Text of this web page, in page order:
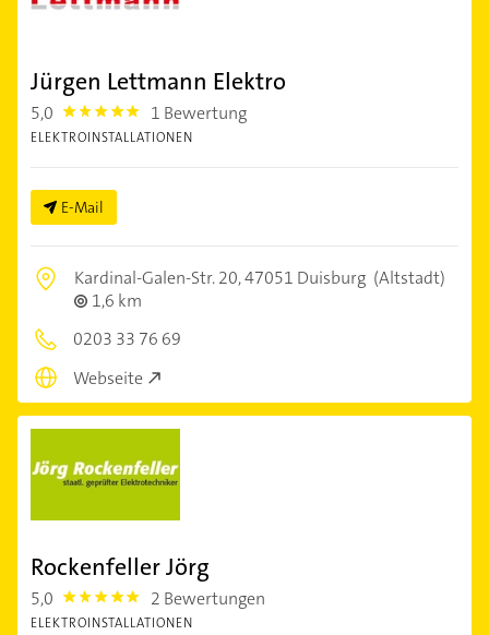
Jürgen Lettmann Elektro
5,0 5.0 1 Bewertung
ELEKTROINSTALLATIONEN
E-Mail
Kardinal-Galen-Str. 20,47051 Duisburg (Altstadt)
1,6 km
0203 33 76 69
Webseite
Rockenfeller Jörg
5,0 5.0 2 Bewertungen
ELEKTROINSTALLATIONEN